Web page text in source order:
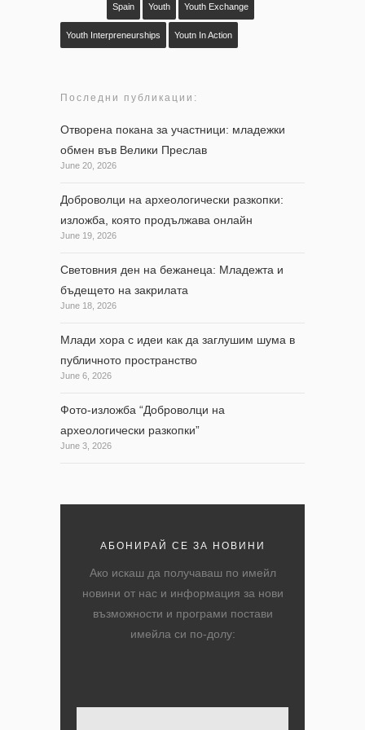
Spain Youth Youth Exchange
Youth Interpreneurships Youtn In Action
Последни публикации:
Отворена покана за участници: младежки
обмен във Велики Преслав
June 20, 2026
Доброволци на археологически разкопки:
изложба, която продължава онлайн
June 19, 2026
Световния ден на бежанеца: Младежта и
бъдещето на закрилата
June 18, 2026
Млади хора с идеи как да заглушим шума в
публичното пространство
June 6, 2026
Фото-изложба “Доброволци на
археологически разкопки”
June 3, 2026
АБОНИРАЙ СЕ ЗА НОВИНИ
Ако искаш да получаваш по имейл
новини от нас и информация за нови
възможности и програми постави
имейла си по-долу: